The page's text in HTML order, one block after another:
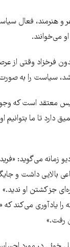
و هنرمند، فعال
می‌خوانند.
فرخزاد وقتی از
سیاست را به صورت
معتقد است که
دارد تا ما بتوانیم
زمانه می‌گوید:
بالایی داشت و
جز کشتن او ندید.»
را یادآوری می‌کند که
رفت.»